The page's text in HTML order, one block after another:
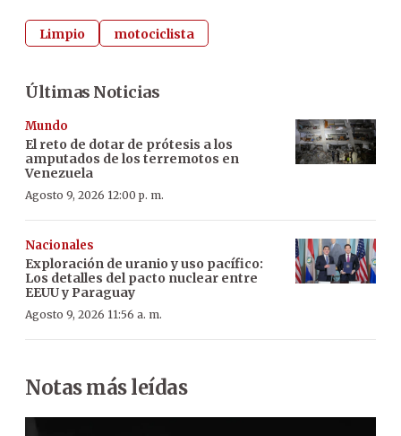
Limpio motociclista
Últimas Noticias
Mundo
El reto de dotar de prótesis a los
amputados de los terremotos en
Venezuela
Agosto 9, 2026 12:00 p. m.
Nacionales
Exploración de uranio y uso pacífico:
Los detalles del pacto nuclear entre
EEUU y Paraguay
Agosto 9, 2026 11:56 a. m.
Notas más leídas